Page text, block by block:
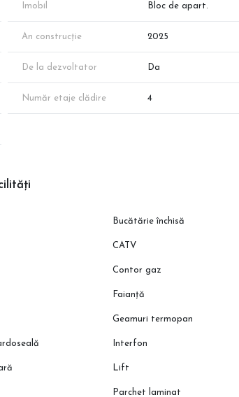
bazin încastrat
gaze
Imobil Bloc de apart.
An construcție 2025
De la dezvoltator Da
Număr etaje clădire 4
Bucătărie închisă
CATV
Contor gaz
Faianță
Geamuri termopan
Interfon
Lift
Parchet laminat